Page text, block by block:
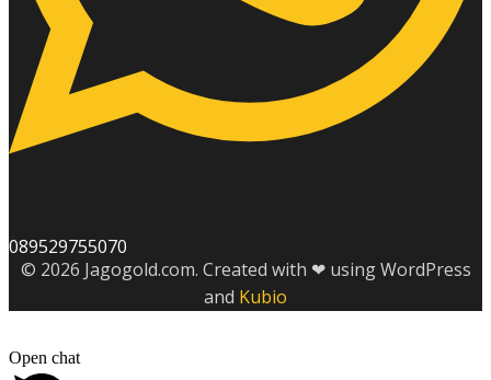
089529755070
© 2026 Jagogold.com. Created with ❤ using WordPress
and Kubio
Open chat